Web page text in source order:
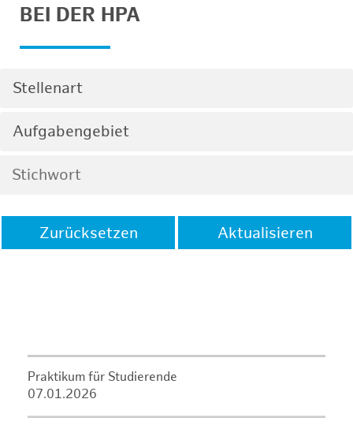
BEI DER HPA
Stellenart
Aufgabengebiet
Zurücksetzen Aktualisieren
Praktikum für Studierende
07.01.2026